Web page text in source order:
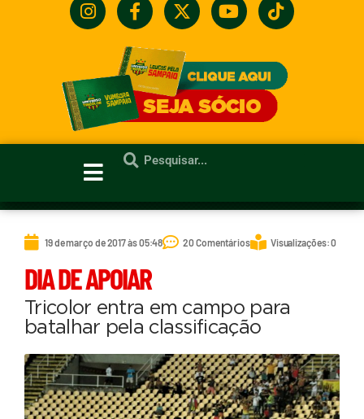
19 de março de 2017 às 05:48 20 Comentários Visualizações: 0
DIA DE APOIAR
Tricolor entra em campo para
batalhar pela classificação